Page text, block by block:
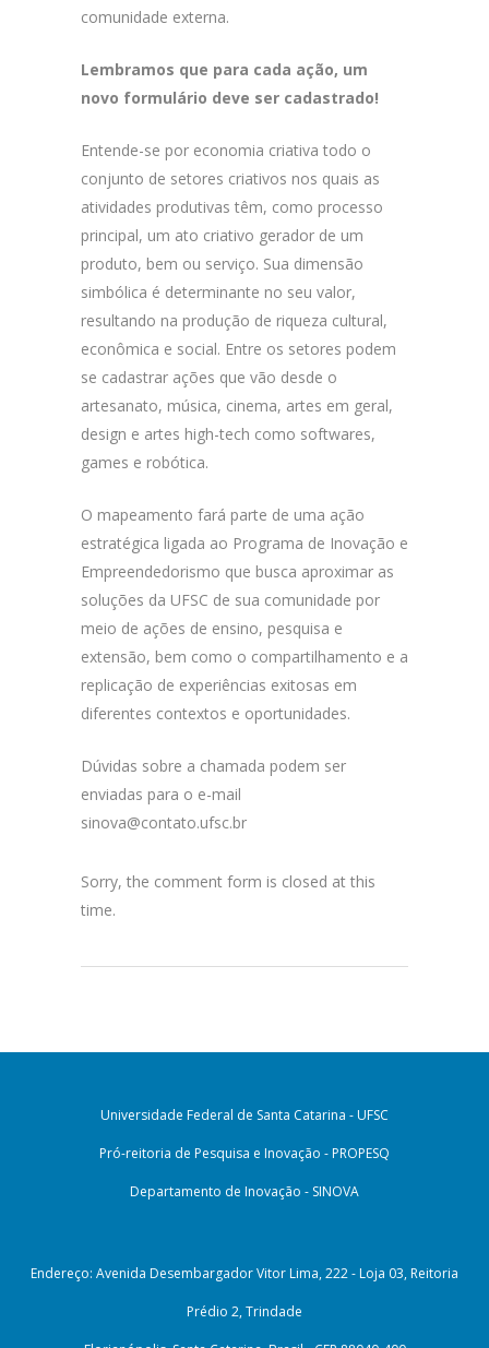
comunidade externa.
Lembramos que para cada ação, um
novo formulário deve ser cadastrado!
Entende-se por economia criativa todo o
conjunto de setores criativos nos quais as
atividades produtivas têm, como processo
principal, um ato criativo gerador de um
produto, bem ou serviço. Sua dimensão
simbólica é determinante no seu valor,
resultando na produção de riqueza cultural,
econômica e social. Entre os setores podem
se cadastrar ações que vão desde o
artesanato, música, cinema, artes em geral,
design e artes high-tech como softwares,
games e robótica.
O mapeamento fará parte de uma ação
estratégica ligada ao Programa de Inovação e
Empreendedorismo que busca aproximar as
soluções da UFSC de sua comunidade por
meio de ações de ensino, pesquisa e
extensão, bem como o compartilhamento e a
replicação de experiências exitosas em
diferentes contextos e oportunidades.
Dúvidas sobre a chamada podem ser
enviadas para o e-mail
sinova@contato.ufsc.br
Sorry, the comment form is closed at this
time.
Universidade Federal de Santa Catarina - UFSC
Pró-reitoria de Pesquisa e Inovação - PROPESQ
Departamento de Inovação - SINOVA
Endereço: Avenida Desembargador Vitor Lima, 222 - Loja 03, Reitoria
Prédio 2, Trindade